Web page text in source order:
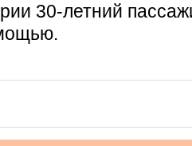
30-летний